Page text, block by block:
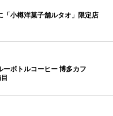
「小樽洋菓子舗ルタオ」限定店
ーボトルコーヒー 博多カフ